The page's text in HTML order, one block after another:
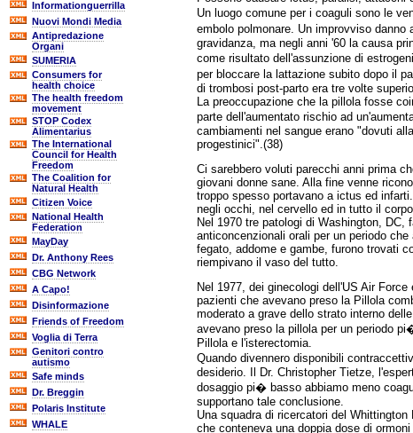
Informationguerrilla
Nuovi Mondi Media
Antipredazione
Organi
SUMERIA
Consumers for
health choice
The health freedom
movement
STOP Codex
Alimentarius
The International
Council for Health
Freedom
The Coalition for
Natural Health
Citizen Voice
National Health
Federation
MayDay
Dr. Anthony Rees
CBG Network
A Capo!
Disinformazione
Friends of Freedom
Voglia di Terra
Genitori contro
autismo
Safe minds
Dr. Breggin
Polaris Institute
WHALE
Un luogo comune per i coaguli sono le
embolo polmonare. Un improvviso
gravidanza, ma negli anni '60 la causa
come risultato dell'assunzione di
per bloccare la lattazione subito dopo il
di trombosi post-parto era tre volte
La preoccupazione che la pillola fosse
parte dell'aumentato rischio ad
cambiamenti nel sangue erano "dovuti
progestinici".(38)
Ci sarebbero voluti parecchi anni prima
giovani donne sane. Alla fine venne
troppo spesso portavano a ictus ed
negli occhi, nel cervello ed in tutto il
Nel 1970 tre patologi di Washington,
anticoncenzionali orali per un periodo
fegato, addome e gambe, furono trovati
riempivano il vaso del tutto.
Nel 1977, dei ginecologi dell'US Air
pazienti che avevano preso la Pillola
moderato a grave dello strato interno
avevano preso la pillola per un periodo
Pillola e l'isterectomia.
Quando divennero disponibili
desiderio. Il Dr. Christopher Tietze,
dosaggio pi� basso abbiamo meno
supportano tale conclusione.
Una squadra di ricercatori del
che conteneva una doppia dose di